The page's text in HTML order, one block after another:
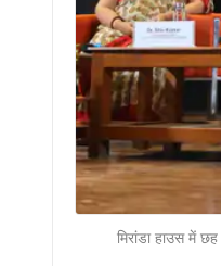
मिरांडा हाउस में